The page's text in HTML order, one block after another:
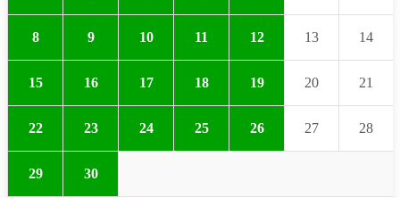
8 9 10 11 12 13 14
15 16 17 18 19 20 21
22 23 24 25 26 27 28
29 30